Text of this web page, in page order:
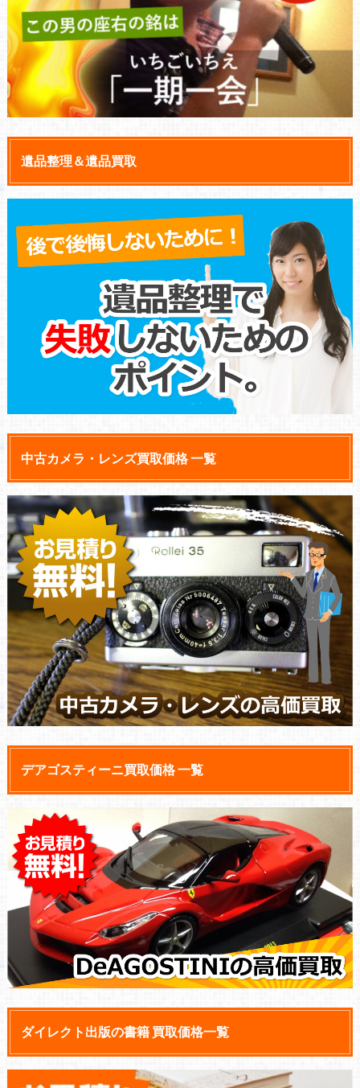
遺品整理＆遺品買取
中古カメラ・レンズ買取価格 一覧
デアゴスティーニ買取価格 一覧
ダイレクト出版の書籍 買取価格一覧